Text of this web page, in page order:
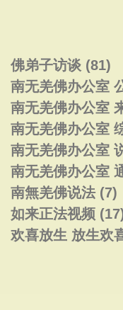
佛弟子访谈 (81)
南无羌佛办公室
南无羌佛办公室
南无羌佛办公室
南无羌佛办公室
南无羌佛办公室
南無羌佛说法 (7)
如来正法视频
欢喜放生 放生欢